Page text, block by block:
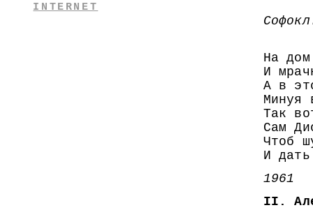
На
И
А в
Минуя
Так
Сам
Чтоб
И
1961
II.
INTERNET